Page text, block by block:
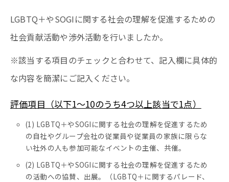
LGBTQ＋やSOGIに関する社会の理解を促進するための
社会貢献活動や渉外活動を行いましたか。
※該当する項目のチェックと合わせて、記入欄に具体的
な内容を簡潔にご記入ください。
評価項目（以下1～10のうち4つ以上該当で1点）
(1) LGBTQ＋やSOGIに関する社会の理解を促進するため
の自社やグループ会社の従業員や従業員の家族に限らな
い社外の人も参加可能なイベントの主催、共催。
(2) LGBTQ＋やSOGIに関する社会の理解を促進するため
の活動への協賛、出展。（LGBTQ＋に関するパレード、